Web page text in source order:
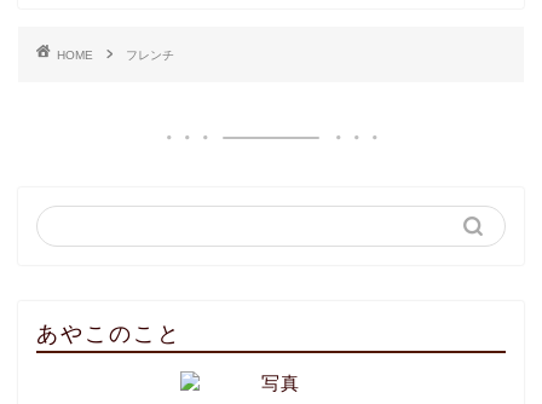
HOME フレンチ
あやこのこと